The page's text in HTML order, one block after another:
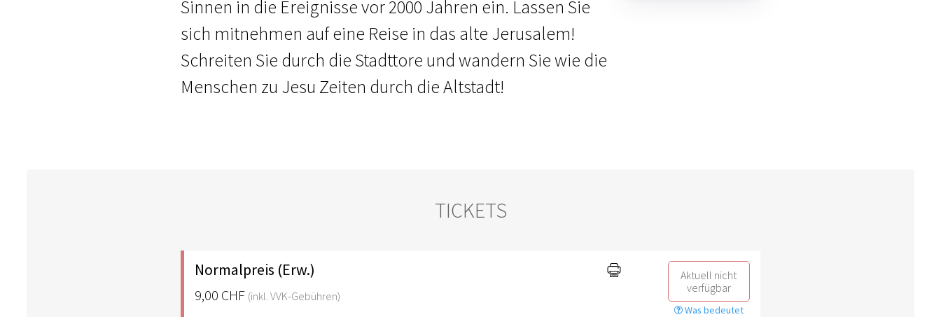
Sinnen in die Ereignisse vor 2000 Jahren ein. Lassen Sie
sich mitnehmen auf eine Reise in das alte Jerusalem!
Schreiten Sie durch die Stadttore und wandern Sie wie die
Menschen zu Jesu Zeiten durch die Altstadt!
TICKETS
Normalpreis (Erw.)
9,00 CHF (inkl. VVK-Gebühren)
Aktuell nicht
verfügbar
Was bedeutet